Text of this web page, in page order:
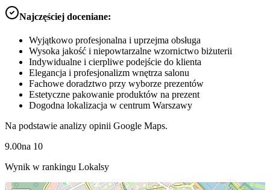
Najczęściej doceniane:
Wyjątkowo profesjonalna i uprzejma obsługa
Wysoka jakość i niepowtarzalne wzornictwo biżuterii
Indywidualne i cierpliwe podejście do klienta
Elegancja i profesjonalizm wnętrza salonu
Fachowe doradztwo przy wyborze prezentów
Estetyczne pakowanie produktów na prezent
Dogodna lokalizacja w centrum Warszawy
Na podstawie analizy opinii Google Maps.
9.00na 10
Wynik w rankingu Lokalsy